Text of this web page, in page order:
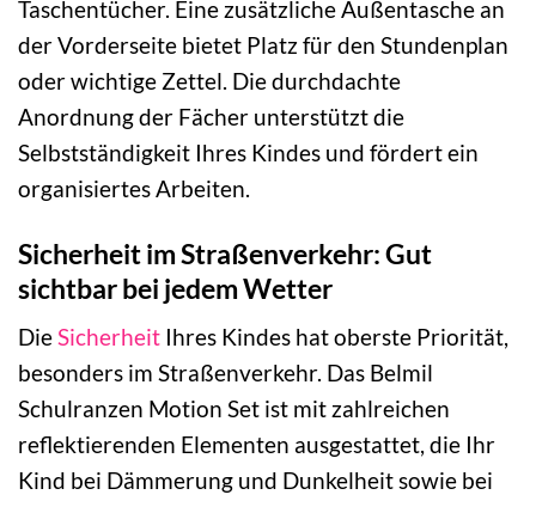
Taschentücher. Eine zusätzliche Außentasche an
der Vorderseite bietet Platz für den Stundenplan
oder wichtige Zettel. Die durchdachte
Anordnung der Fächer unterstützt die
Selbstständigkeit Ihres Kindes und fördert ein
organisiertes Arbeiten.
Sicherheit im Straßenverkehr: Gut
sichtbar bei jedem Wetter
DieSicherheit Ihres Kindes hat oberste Priorität,
besonders im Straßenverkehr. Das Belmil
Schulranzen Motion Set ist mit zahlreichen
reflektierenden Elementen ausgestattet, die Ihr
Kind bei Dämmerung und Dunkelheit sowie bei